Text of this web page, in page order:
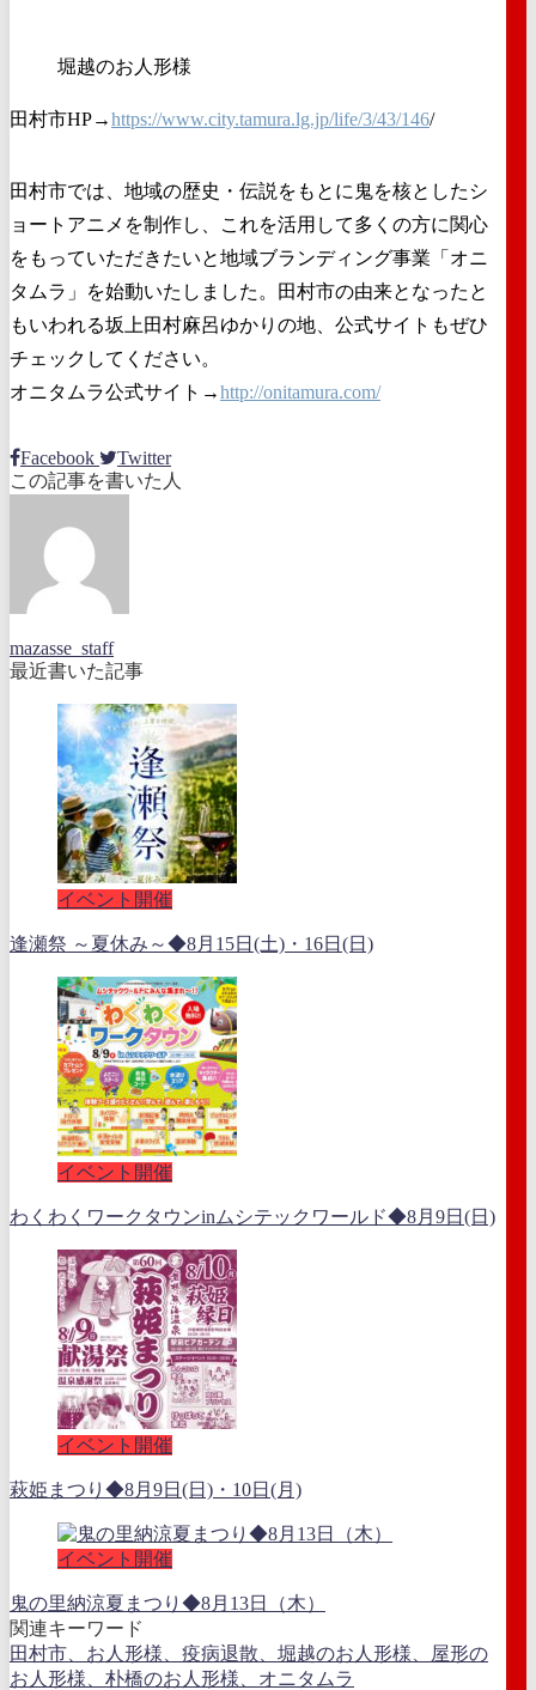
堀越のお人形様
田村市HP→https://www.city.tamura.lg.jp/life/3/43/146/
田村市では、地域の歴史・伝説をもとに鬼を核としたシ
ョートアニメを制作し、これを活用して多くの方に関心
をもっていただきたいと地域ブランディング事業「オニ
タムラ」を始動いたしました。田村市の由来となったと
もいわれる坂上田村麻呂ゆかりの地、公式サイトもぜひ
チェックしてください。
オニタムラ公式サイト→http://onitamura.com/
Facebook
Twitter
この記事を書いた人
mazasse_staff
最近書いた記事
イベント開催
逢瀬祭 ～夏休み～◆8月15日(土)・16日(日)
イベント開催
わくわくワークタウンinムシテックワールド◆8月9日(日)
イベント開催
萩姫まつり◆8月9日(日)・10日(月)
イベント開催
鬼の里納涼夏まつり◆8月13日（木）
関連キーワード
田村市、お人形様、疫病退散、堀越のお人形様、屋形の
お人形様、朴橋のお人形様、オニタムラ